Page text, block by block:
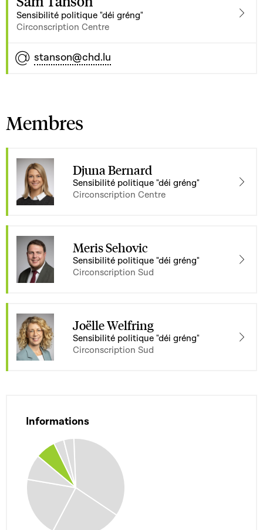
Sensibilité politique "déi gréng"
Circonscription Centre
stanson@chd.lu
Membres
Djuna Bernard
Sensibilité politique "déi gréng"
Circonscription Centre
Meris Sehovic
Sensibilité politique "déi gréng"
Circonscription Sud
Joëlle Welfring
Sensibilité politique "déi gréng"
Circonscription Sud
Informations